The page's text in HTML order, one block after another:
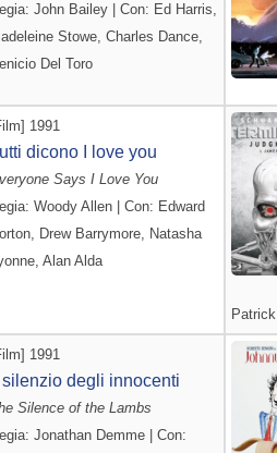
John Bailey | Con: Ed Harris,
Stowe, Charles Dance,
Del Toro
1991
dicono I love you
Says I Love You
Woody Allen | Con: Edward
Drew Barrymore, Natasha
Alan Alda
Patrick
1991
silenzio degli innocenti
Silence of the Lambs
Jonathan Demme | Con: